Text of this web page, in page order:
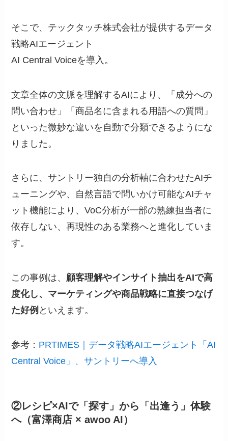
そこで、テックタッチ株式会社が提供するデータ
戦略AIエージェント
AI Central Voiceを導入。
文章全体の文脈を理解するAIにより、「成分への
問い合わせ」「商品名に含まれる用語への質問」
といった微妙な違いを自動で分類できるようにな
りました。
さらに、サントリー独自の分析軸に合わせたAIチ
ューニングや、自然言語で問いかけ可能なAIチャ
ット機能により、VoC分析が一部の熟練担当者に
依存しない、再現性のある業務へと進化していま
す。
この事例は、 顧客理解やインサイト抽出をAIで高
度化し、マーケティングや商品戦略に直接つなげ
た好例 といえます。
参考： PRTIMES｜データ戦略AIエージェント「AI
Central Voice」、サントリーへ導入
②レシピ×AIで「探す」から「出逢う」体験
へ（富澤商店 × awoo AI）